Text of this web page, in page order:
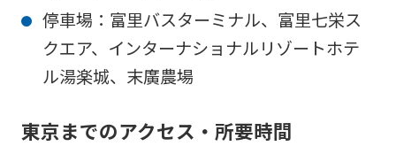
停車場：富里バスターミナル、富里七栄ス
クエア、インターナショナルリゾートホテ
ル湯楽城、末廣農場
東京までのアクセス・所要時間